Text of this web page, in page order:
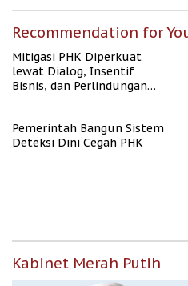
Recommendation for
Mitigasi PHK Diperkuat
lewat Dialog, Insentif
Bisnis, dan Perlindungan
Pemerintah Bangun Sistem
Deteksi Dini Cegah PHK
Kabinet Merah Putih